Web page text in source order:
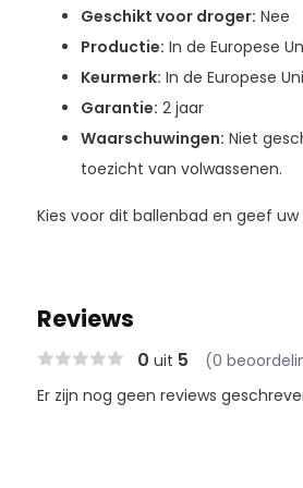
Geschikt voor droger: Nee
Productie: In de Europese
Keurmerk: In de Europese
Garantie: 2 jaar
Waarschuwingen: Niet
toezicht van volwassenen.
Kies voor dit ballenbad en geef
Reviews
0 uit 5 (0
Er zijn nog geen reviews